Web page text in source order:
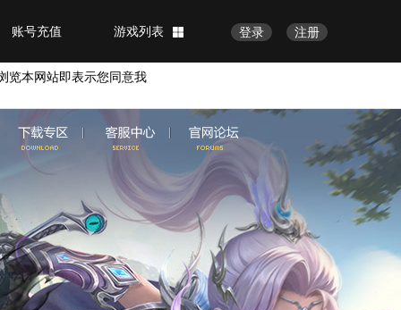
注册
登录
游戏列表
账号充值
览本网站即表示您同意我